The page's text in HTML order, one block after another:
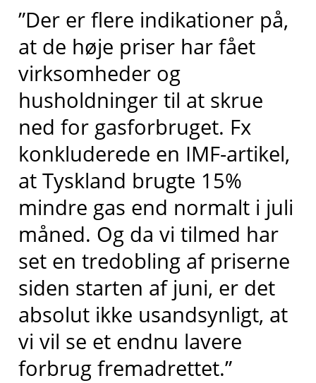
”Der er flere indikationer på,
at de høje priser har fået
virksomheder og
husholdninger til at skrue
ned for gasforbruget. Fx
konkluderede en IMF-artikel,
at Tyskland brugte 15%
mindre gas end normalt i juli
måned. Og da vi tilmed har
set en tredobling af priserne
siden starten af juni, er det
absolut ikke usandsynligt, at
vi vil se et endnu lavere
forbrug fremadrettet.”